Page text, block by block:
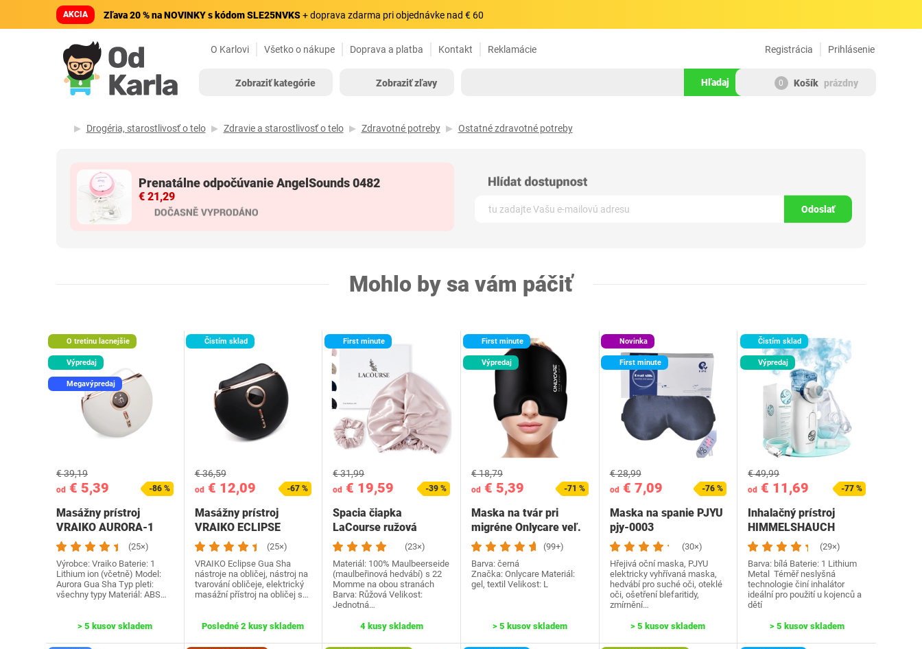
AKCIA Zľava 20 % na NOVINKY s kódom SLE25NVKS+ doprava zdarma pri objednávke nad € 60
O Karlovi Všetko o nákupe Doprava a platba Kontakt Reklamácie Prihlásenie
Registrácia
Zobraziť kategórie Zobraziť zľavy Hľadaj 0 Košík prázdny
Drogéria, starostlivosť o telo Zdravie a starostlivosť o telo Zdravotné potreby Ostatné zdravotné potreby
Prenatálne odpočúvanie AngelSounds 0482
€ 21,29
Odoslať
Mohlo by sa vám páčiť
O tretinu lacnejšie
Výpredaj
Megavýpredaj
od € 5,39
€ 39,19
-86 %
Masážny prístroj
VRAIKO AURORA-1
biely
(25×)
Výrobce: Vraiko Baterie: 1
Lithium ion (včetně) Model:
Aurora Gua Sha Typ pleti:
všechny typy Materiál: ABS…
> 5 kusov skladem
Čistím sklad
od€ 12,09
€ 36,59
-67 %
Masážny prístroj
VRAIKO ECLIPSE
(25×)
VRAIKO Eclipse Gua Sha
nástroje na obličej, nástroj na
tvarování obličeje, elektrický
masážní přístroj na obličej s…
Posledné 2 kusy skladem
First minute
od € 19,59
€ 31,99
-39 %
Spacia čiapka
LaCourse ružová
(23×)
Materiál: 100% Maulbeerseide
(maulbeřinová hedvábí) s 22
Momme na obou stranách
Barva: Růžová Velikost:
Jednotná…
4 kusy skladem
First minute
Výpredaj
od€ 5,39
€ 18,79
-71 %
Maska na tvár pri
migréne Onlycare veľ.
L
(99+)
Barva: černá
Značka: Onlycare Materiál:
gel, textil Velikost: L
> 5 kusov skladem
Novinka
First minute
od€ 7,09
€ 28,99
-76 %
Maska na spanie PJYU
pjy-0003
(30×)
Hřejivá oční maska, PJYU
elektricky vyhřívaná maska,
hedvábí pro suché oči, oteklé
oči, ošetření blefaritidy,
zmírnění…
> 5 kusov skladem
Čistím sklad
Výpredaj
od € 11,69
€ 49,99
-77 %
Inhalačný prístroj
‎HIMMELSHAUCH
MEDICAL
(29×)
Barva: bílá Baterie: 1 Lithium
Metal Téměř neslyšná
technologie činí inhalátor
ideální pro použití u kojenců a
dětí
> 5 kusov skladem